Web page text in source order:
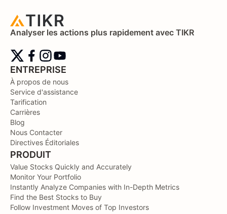
Analyser les actions plus rapidement avec TIKR
ENTREPRISE
À propos de nous
Service d'assistance
Tarification
Carrières
Blog
Nous Contacter
Directives Éditoriales
PRODUIT
Value Stocks Quickly and Accurately
Monitor Your Portfolio
Instantly Analyze Companies with In-Depth Metrics
Find the Best Stocks to Buy
Follow Investment Moves of Top Investors